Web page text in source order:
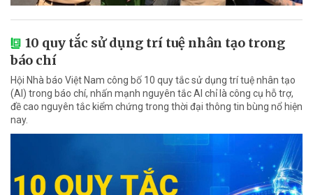
10 quy tắc sử dụng trí tuệ nhân tạo trong
báo chí
Hội Nhà báo Việt Nam công bố 10 quy tắc sử dụng trí tuệ nhân tạo
(AI) trong báo chí, nhấn mạnh nguyên tắc AI chỉ là công cụ hỗ trợ,
đề cao nguyên tắc kiểm chứng trong thời đại thông tin bùng nổ hiện
nay.